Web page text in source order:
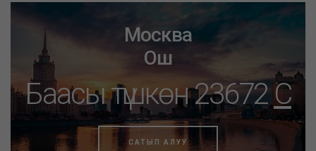
Москва
Ош
Баасы түшкөн 23672C
САТЫП АЛУУ